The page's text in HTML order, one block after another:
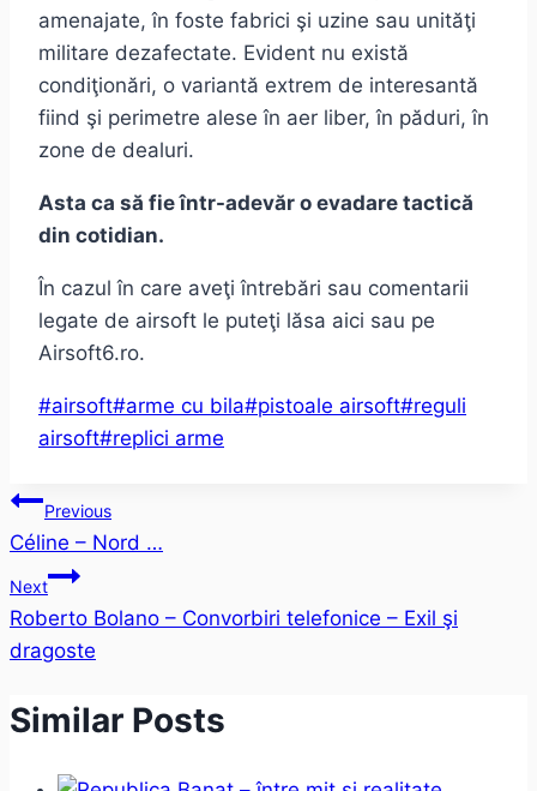
amenajate, în foste fabrici şi uzine sau unităţi
militare dezafectate. Evident nu există
condiţionări, o variantă extrem de interesantă
fiind şi perimetre alese în aer liber, în păduri, în
zone de dealuri.
Asta ca să fie într-adevăr o evadare tactică
din cotidian.
În cazul în care aveţi întrebări sau comentarii
legate de airsoft le puteţi lăsa aici sau pe
Airsoft6.ro.
Post
Tags:
#airsoft#arme cu bila#pistoale airsoft#reguli
airsoft#replici arme
Post
navigation
Previous
Céline – Nord …
Next
Roberto Bolano – Convorbiri telefonice – Exil şi
dragoste
Similar Posts